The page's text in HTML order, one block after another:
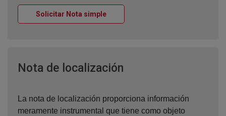
Solicitar Nota simpleVentana nueva
Nota de localización
La nota de localización proporciona información
meramente instrumental que tiene como objeto